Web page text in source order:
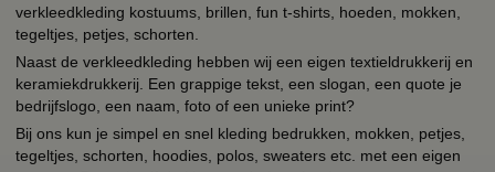
verkleedkleding kostuums, brillen, fun t-shirts, hoeden, mokken,
tegeltjes, petjes, schorten.
Naast de verkleedkleding hebben wij een eigen textieldrukkerij en
keramiekdrukkerij. Een grappige tekst, een slogan, een quote je
bedrijfslogo, een naam, foto of een unieke print?
Bij ons kun je simpel en snel kleding bedrukken, mokken, petjes,
tegeltjes, schorten, hoodies, polos, sweaters etc. met een eigen